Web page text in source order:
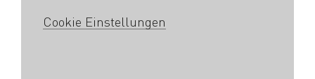
Cookie Einstellungen